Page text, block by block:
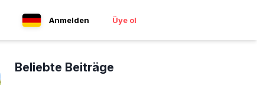
Anmelden Üye ol
Beliebte Beiträge